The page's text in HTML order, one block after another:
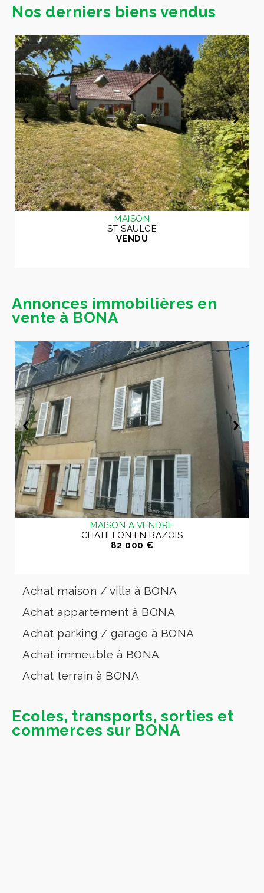
Nos derniers biens vendus
MAISON
ST SAULGE
VENDU
Annonces immobilières en
vente à BONA
MAISON A VENDRE
CHATILLON EN BAZOIS
82 000 €
Achat maison / villa à BONA
Achat appartement à BONA
Achat parking / garage à BONA
Achat immeuble à BONA
Achat terrain à BONA
Ecoles, transports, sorties et
commerces sur BONA